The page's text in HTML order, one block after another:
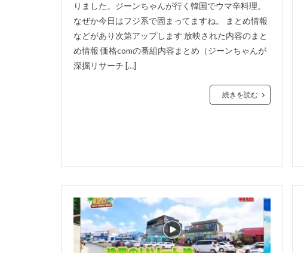
りました。ジーンちゃんが行く韓国でウマ辛料理。
なぜか今日はフジ系で固まってますね。 まとめ情報
などがあり次第アップします 放映された内容のまと
め情報 価格comの番組内容まとめ（ジーンちゃんが
深掘リサーチ […]
続きを読む